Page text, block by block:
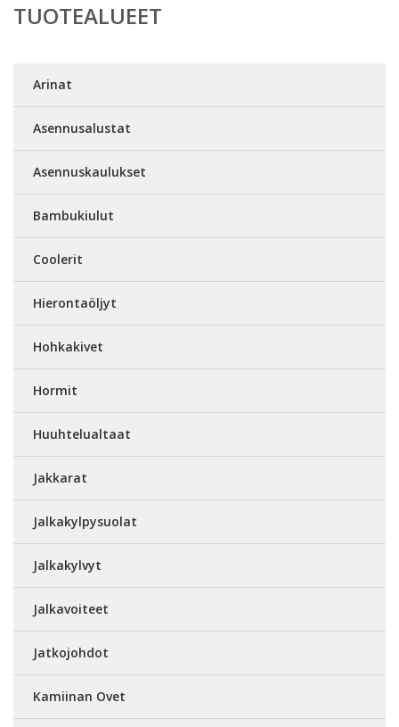
TUOTEALUEET
Arinat
Asennusalustat
Asennuskaulukset
Bambukiulut
Coolerit
Hierontaöljyt
Hohkakivet
Hormit
Huuhtelualtaat
Jakkarat
Jalkakylpysuolat
Jalkakylvyt
Jalkavoiteet
Jatkojohdot
Kamiinan Ovet